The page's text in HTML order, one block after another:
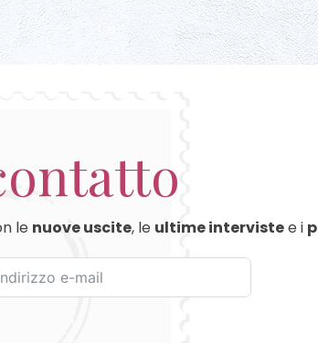
le nuove uscite, le ultime intervistee i